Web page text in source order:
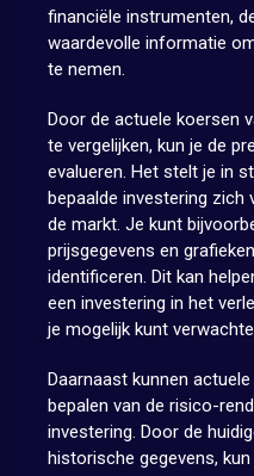
financiële instrumenten,
waardevolle informatie
te nemen.
Door de actuele koersen
te vergelijken, kun je de
evalueren. Het stelt je in
bepaalde investering
de markt. Je kunt
prijsgegevens en
identificeren. Dit kan
een investering in het
je mogelijk kunt
Daarnaast kunnen
bepalen van de risico-
investering. Door de
historische gegevens,